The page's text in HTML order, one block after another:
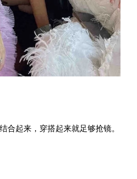
起来，穿搭起来就足够抢镜。